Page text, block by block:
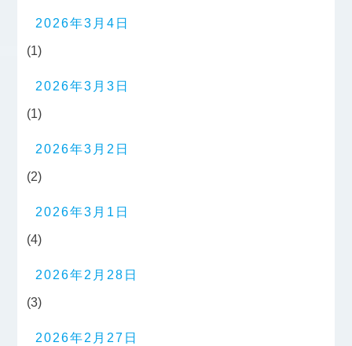
2026年3月4日
(1)
2026年3月3日
(1)
2026年3月2日
(2)
2026年3月1日
(4)
2026年2月28日
(3)
2026年2月27日